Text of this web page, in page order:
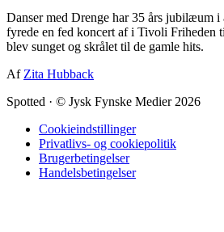
Danser med Drenge har 35 års jubilæum i
fyrede en fed koncert af i Tivoli Friheden
blev sunget og skrålet til de gamle hits.
Af Zita Hubback
Spotted · © Jysk Fynske Medier 2026
Cookieindstillinger
Privatlivs- og cookiepolitik
Brugerbetingelser
Handelsbetingelser